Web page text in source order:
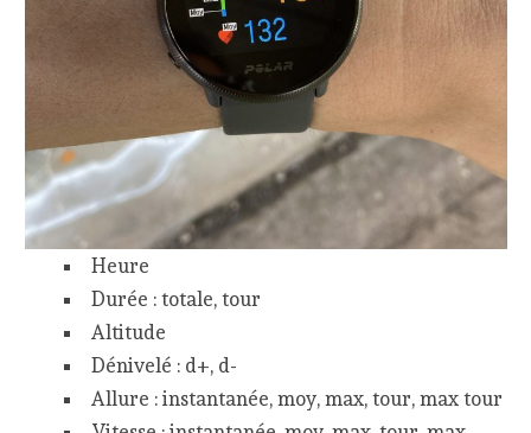
Heure
Durée : totale, tour
Altitude
Dénivelé : d+, d-
Allure : instantanée, moy, max, tour, max tour